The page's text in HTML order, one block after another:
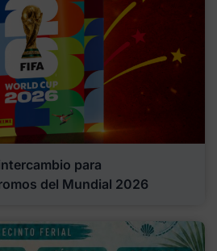
para
del Mundial 2026